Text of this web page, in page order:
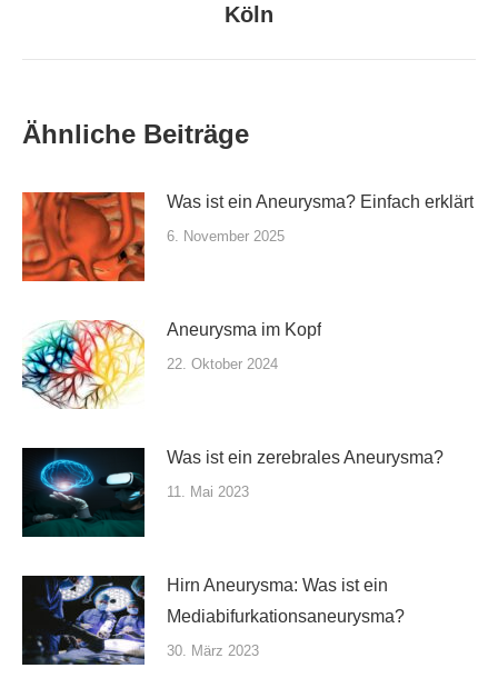
Beitrag:
Köln
Ähnliche Beiträge
Was ist ein Aneurysma? Einfach erklärt
6. November 2025
Aneurysma im Kopf
22. Oktober 2024
Was ist ein zerebrales Aneurysma?
11. Mai 2023
Hirn Aneurysma: Was ist ein
Mediabifurkationsaneurysma?
30. März 2023